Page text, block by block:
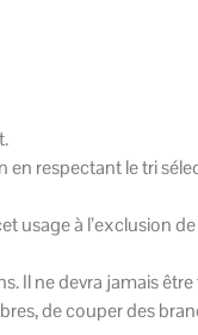
en respectant le tri
usage à l’exclusion
Il ne devra jamais
de couper des